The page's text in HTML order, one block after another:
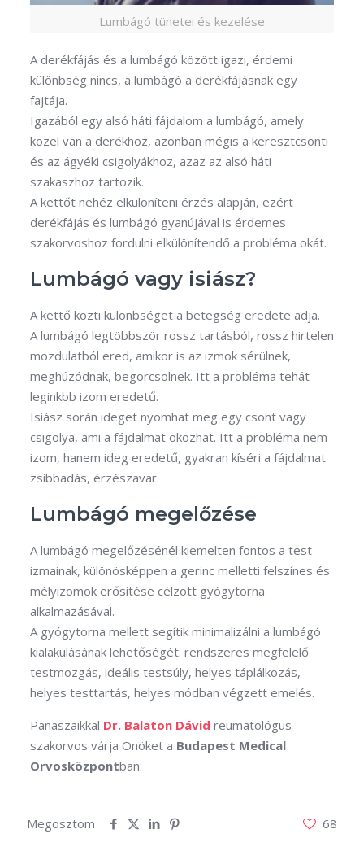
Lumbágó tünetei és kezelése
A derékfájás és a lumbágó között igazi, érdemi
különbség nincs, a lumbágó a derékfájásnak egy
fajtája.
​Igazából egy alsó háti fájdalom a lumbágó, amely
közel van a derékhoz, azonban mégis a keresztcsonti
és az ágyéki csigolyákhoz, azaz az alsó háti
szakaszhoz tartozik.
A kettőt nehéz elkülöníteni érzés alapján, ezért
derékfájás és lumbágó gyanújával is érdemes
szakorvoshoz fordulni elkülönítendő a probléma okát.
Lumbágó vagy isiász?
A kettő közti különbséget a betegség eredete adja.
A lumbágó legtöbbször rossz tartásból, rossz hirtelen
mozdulatból ered, amikor is az izmok sérülnek,
meghúzódnak, begörcsölnek. Itt a probléma tehát
leginkbb izom eredetű.
Isiász során ideget nyomhat meg egy csont vagy
csigolya, ami a fájdalmat okozhat. Itt a probléma nem
izom, hanem ideg eredetű, gyakran kíséri a fájdalmat
zsibbadás, érzészavar.
Lumbágó megelőzése
A lumbágó megelőzésénél kiemelten fontos a test
izmainak, különösképpen a gerinc melletti felszínes és
mélyizomok erősítése célzott gyógytorna
alkalmazásával.
A gyógytorna mellett segítik minimalizálni a lumbágó
kialakulásának lehetőségét: rendszeres megfelelő
testmozgás, ideális testsúly, helyes táplálkozás,
helyes testtartás, helyes módban végzett emelés.
Panaszaikkal Dr. Balaton Dávid reumatológus
szakorvos várja Önöket a Budapest Medical
Orvosközpontban.
Megosztom 68